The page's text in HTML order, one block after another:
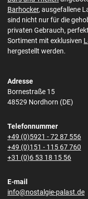
Barhocker, ausgefallene
sind nicht nur für die
privaten Gebrauch,
Sortiment mit exklusiven
hergestellt werden.
Adresse
Bornestraße 15
48529 Nordhorn (DE)
Telefonnummer
+49 (0)5921 - 72 87 556
+49 (0)151 - 115 67 760
+31 (0)6 53 18 15 56
E-mail
info@nostalgie-palast.de